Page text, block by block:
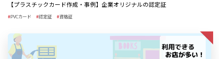
【プラスチックカード作成・事例】企業オリジナルの認定証
PVCカード 認定証 資格証